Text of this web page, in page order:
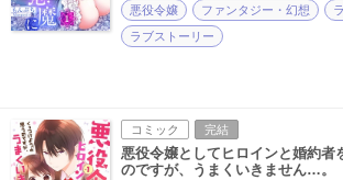
悪役令嬢 ファンタジー・幻想
ラブストーリー
コミック 完結
悪役令嬢としてヒロインと婚約者
のですが、うまくいきません…。